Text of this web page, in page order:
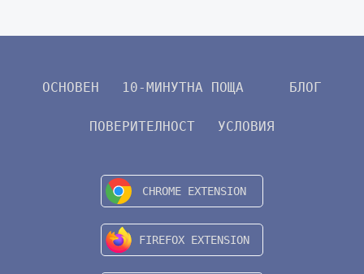
ОСНОВЕН 10-МИНУТНА ПОЩА БЛОГ
ПОВЕРИТЕЛНОСТ УСЛОВИЯ